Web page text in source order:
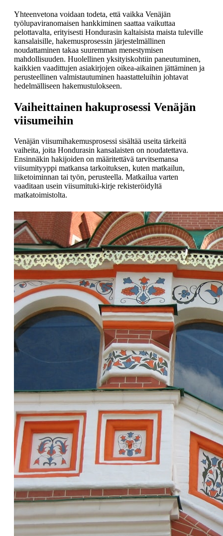
Yhteenvetona voidaan todeta, että vaikka Venäjän
työlupaviranomaisen hankkiminen saattaa vaikuttaa
pelottavalta, erityisesti Hondurasin kaltaisista maista tuleville
kansalaisille, hakemusprosessin järjestelmällinen
noudattaminen takaa suuremman menestymisen
mahdollisuuden. Huolellinen yksityiskohtiin paneutuminen,
kaikkien vaadittujen asiakirjojen oikea-aikainen jättäminen ja
perusteellinen valmistautuminen haastatteluihin johtavat
hedelmälliseen hakemustulokseen.
Vaiheittainen hakuprosessi Venäjän
viisumeihin
Venäjän viisumihakemusprosessi sisältää useita tärkeitä
vaiheita, joita Hondurasin kansalaisten on noudatettava.
Ensinnäkin hakijoiden on määritettävä tarvitsemansa
viisumityyppi matkansa tarkoituksen, kuten matkailun,
liiketoiminnan tai työn, perusteella. Matkailua varten
vaaditaan usein viisumituki-kirje rekisteröidyltä
matkatoimistolta.